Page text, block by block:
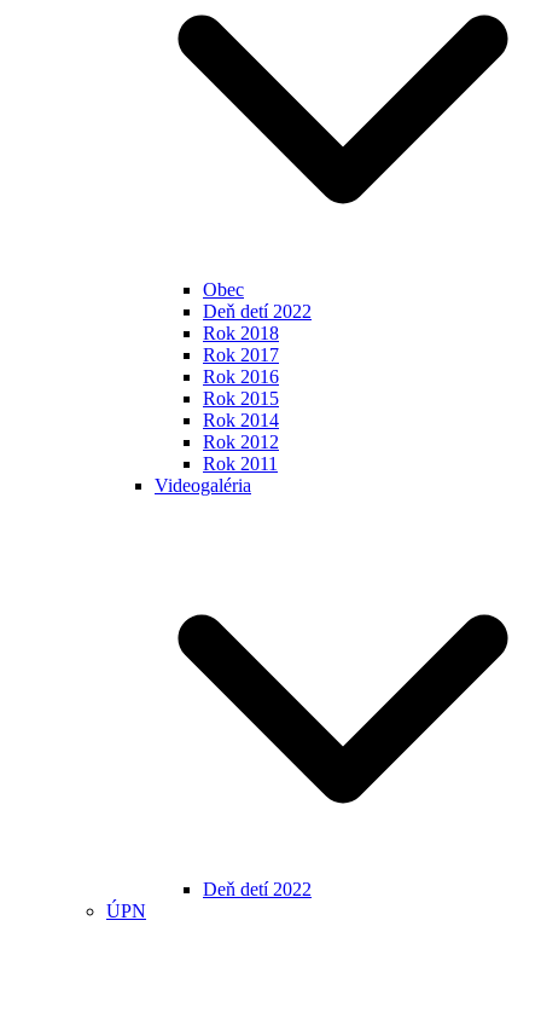
Obec
Deň detí 2022
Rok 2018
Rok 2017
Rok 2016
Rok 2015
Rok 2014
Rok 2012
Rok 2011
Videogaléria
Deň detí 2022
ÚPN